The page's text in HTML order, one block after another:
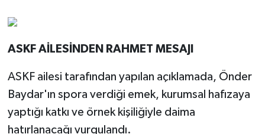
ASKF AİLESİNDEN RAHMET MESAJI
ASKF ailesi tarafından yapılan açıklamada, Önder
Baydar'ın spora verdiği emek, kurumsal hafızaya
yaptığı katkı ve örnek kişiliğiyle daima
hatırlanacağı vurgulandı.